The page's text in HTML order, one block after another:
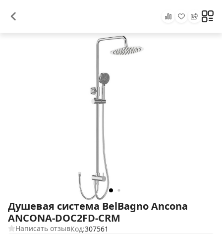
Душевая система BelBagno Ancona
ANCONA-DOC2FD-CRM
Написать отзывКод:307561